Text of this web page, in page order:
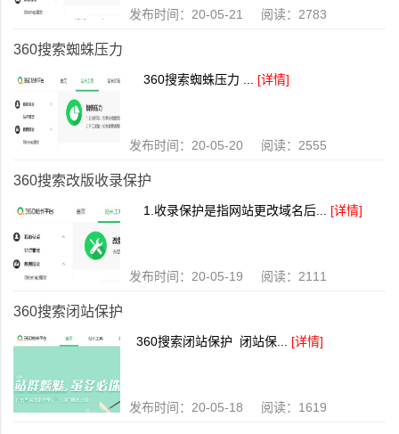
发布时间：20-05-21 阅读：2783
360搜索蜘蛛压力
360搜索蜘蛛压力 ... [详情]
发布时间：20-05-20 阅读：2555
360搜索改版收录保护
1.收录保护是指网站更改域名后... [详情]
发布时间：20-05-19 阅读：2111
360搜索闭站保护
360搜索闭站保护 闭站保... [详情]
发布时间：20-05-18 阅读：1619